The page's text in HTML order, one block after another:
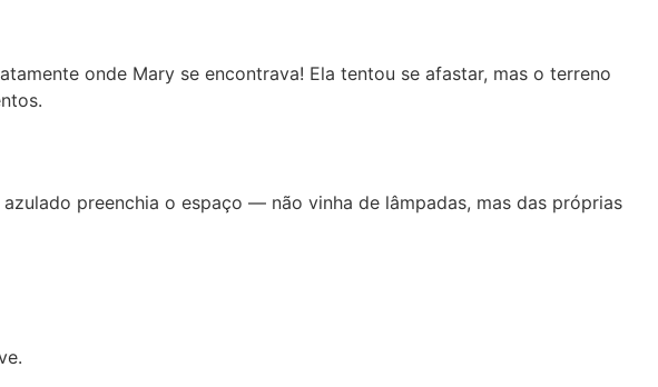
onde Mary se encontrava! Ela tentou se afastar, mas o terreno
preenchia o espaço — não vinha de lâmpadas, mas das próprias